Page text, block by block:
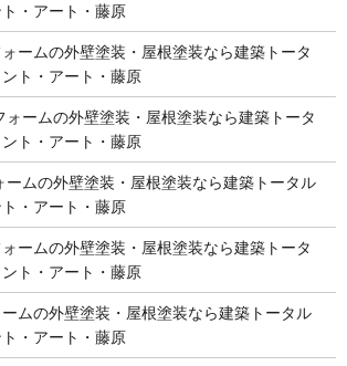
・アート・藤原
ームの外壁塗装・屋根塗装なら建築トータ
ト・アート・藤原
ォームの外壁塗装・屋根塗装なら建築トータ
ト・アート・藤原
ームの外壁塗装・屋根塗装なら建築トータル
・アート・藤原
ームの外壁塗装・屋根塗装なら建築トータ
ト・アート・藤原
ムの外壁塗装・屋根塗装なら建築トータル
・アート・藤原